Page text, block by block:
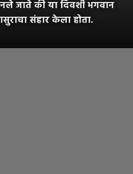
जाते की या दिवशी भगवान
संहार केला होता.